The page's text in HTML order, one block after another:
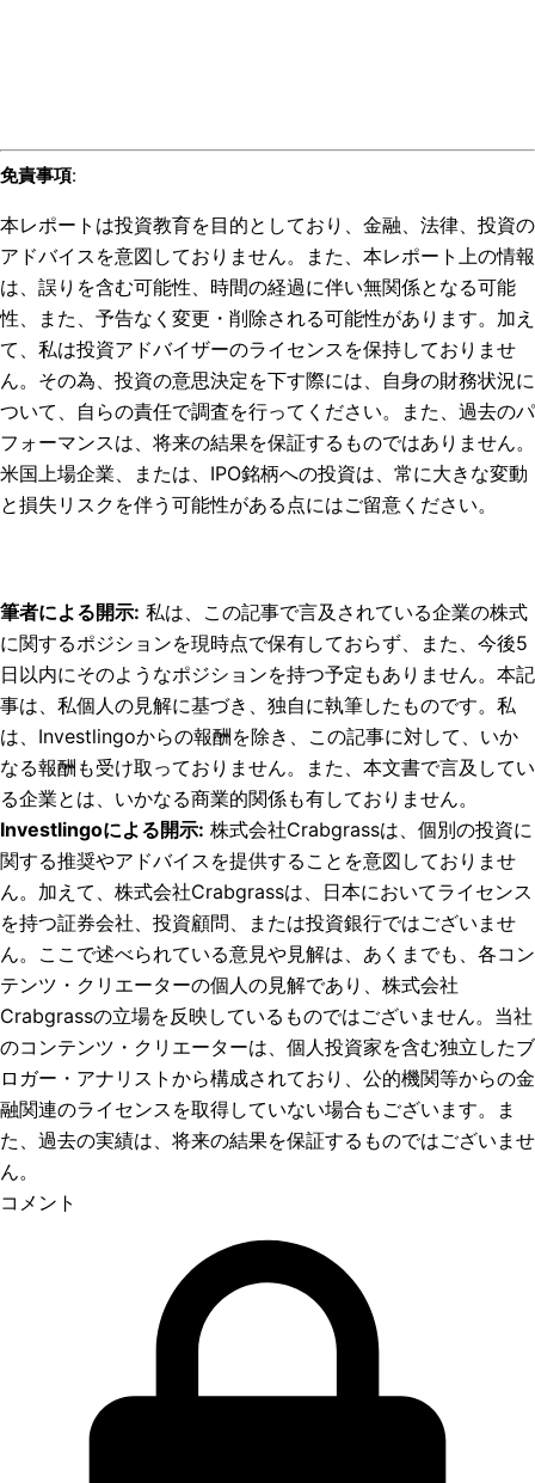
免責事項:
本レポートは投資教育を目的としており、金融、法律、投資の
アドバイスを意図しておりません。また、本レポート上の情報
は、誤りを含む可能性、時間の経過に伴い無関係となる可能
性、また、予告なく変更・削除される可能性があります。加え
て、私は投資アドバイザーのライセンスを保持しておりませ
ん。その為、投資の意思決定を下す際には、自身の財務状況に
ついて、自らの責任で調査を行ってください。また、過去のパ
フォーマンスは、将来の結果を保証するものではありません。
米国上場企業、または、IPO銘柄への投資は、常に大きな変動
と損失リスクを伴う可能性がある点にはご留意ください。
筆者による開示: 私は、この記事で言及されている企業の株式
に関するポジションを現時点で保有しておらず、また、今後5
日以内にそのようなポジションを持つ予定もありません。 本記
事は、私個人の見解に基づき、独自に執筆したものです。私
は、Investlingoからの報酬を除き、この記事に対して、いか
なる報酬も受け取っておりません。また、本文書で言及してい
る企業とは、いかなる商業的関係も有しておりません。
Investlingoによる開示: 株式会社Crabgrassは、個別の投資に
関する推奨やアドバイスを提供することを意図しておりませ
ん。加えて、株式会社Crabgrassは、日本においてライセンス
を持つ証券会社、投資顧問、または投資銀行ではございませ
ん。ここで述べられている意見や見解は、あくまでも、各コン
テンツ・クリエーターの個人の見解であり、株式会社
Crabgrassの立場を反映しているものではございません。当社
のコンテンツ・クリエーターは、個人投資家を含む独立したブ
ロガー・アナリストから構成されており、公的機関等からの金
融関連のライセンスを取得していない場合もございます。ま
た、過去の実績は、将来の結果を保証するものではございませ
ん。
コメント